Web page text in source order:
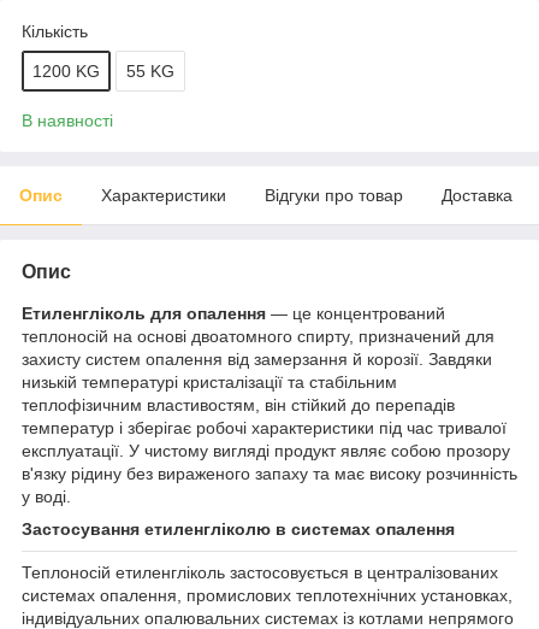
Кількість
1200 KG 55 KG
В наявності
Опис Характеристики Відгуки про товар Доставка
Опис
Етиленгліколь для опалення — це концентрований
теплоносій на основі двоатомного спирту, призначений для
захисту систем опалення від замерзання й корозії. Завдяки
низькій температурі кристалізації та стабільним
теплофізичним властивостям, він стійкий до перепадів
температур і зберігає робочі характеристики під час тривалої
експлуатації. У чистому вигляді продукт являє собою прозору
в'язку рідину без вираженого запаху та має високу розчинність
у воді.
Застосування етиленгліколю в системах опалення
Теплоносій етиленгліколь застосовується в централізованих
системах опалення, промислових теплотехнічних установках,
індивідуальних опалювальних системах із котлами непрямого